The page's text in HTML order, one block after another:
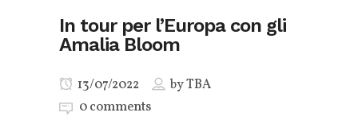
In tour per l’Europa con gli
Amalia Bloom
13/07/2022 byTBA
0 comments